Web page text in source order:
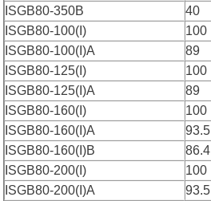
ISGB80-350B
40
ISGB80-100(I)
100
ISGB80-100(I)A
89
ISGB80-125(I)
100
ISGB80-125(I)A
89
ISGB80-160(I)
100
ISGB80-160(I)A
93.5
ISGB80-160(I)B
86.4
ISGB80-200(I)
100
ISGB80-200(I)A
93.5